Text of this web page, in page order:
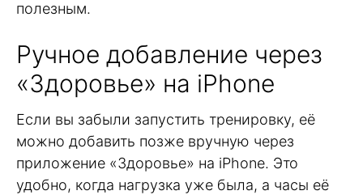
полезным.
Ручное добавление через
«Здоровье» на iPhone
Если вы забыли запустить тренировку, её
можно добавить позже вручную через
приложение «Здоровье» на iPhone. Это
удобно, когда нагрузка уже была, а часы её